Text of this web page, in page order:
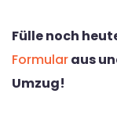
Fülle noch
Formularaus
Umzug!